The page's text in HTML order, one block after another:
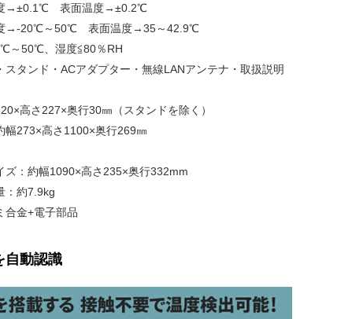
度→±0.1℃ 表面温度→±0.2℃
度→-20℃～50℃ 表面温度→35～42.9℃
～50℃、湿度≦80％RH
スタンド・ACアダプター・無線LANアンテナ・取扱説明
高さ227×奥行30㎜（スタンドを除く）
幅273×高さ1100×奥行269㎜
ズ：約幅1090×高さ235×奥行332mm
：約7.9kg
合金+電子部品
自動認識